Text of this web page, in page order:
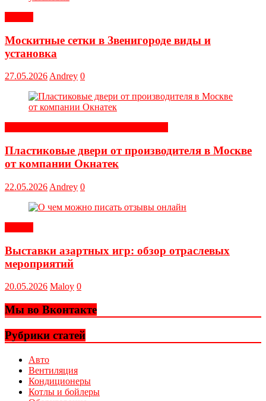
Москитные сетки в Звенигороде виды и
установка
27.05.2026Andrey 0
Пластиковые двери от производителя в Москве
от компании Окнатек
22.05.2026 Andrey 0
Выставки азартных игр: обзор отраслевых
мероприятий
20.05.2026 Maloy 0
Мы во Вконтакте
Рубрики статей
Авто
Вентиляция
Кондиционеры
Котлы и бойлеры